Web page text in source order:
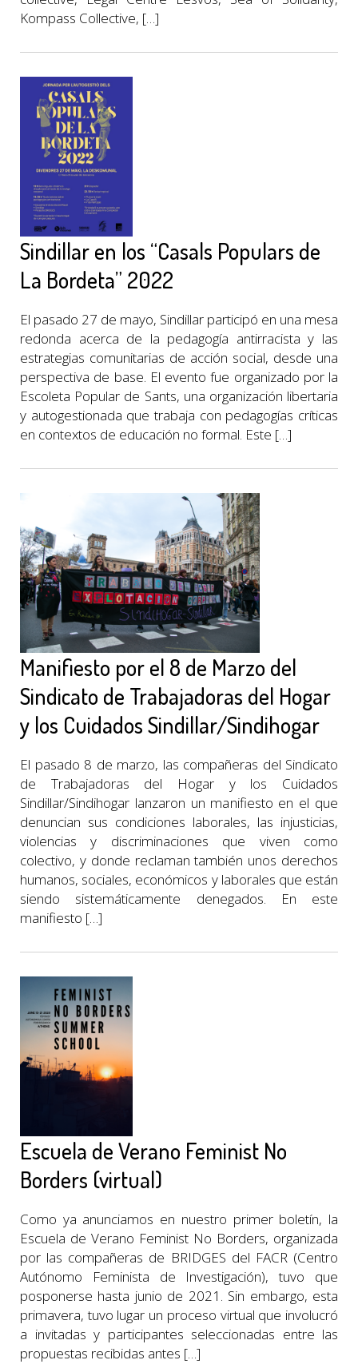
Kompass Collective, […]
Sindillar en los “Casals Populars de
La Bordeta” 2022
El pasado 27 de mayo, Sindillar participó en una mesa
redonda acerca de la pedagogía antirracista y las
estrategias comunitarias de acción social, desde una
perspectiva de base. El evento fue organizado por la
Escoleta Popular de Sants, una organización libertaria
y autogestionada que trabaja con pedagogías críticas
en contextos de educación no formal. Este […]
Manifiesto por el 8 de Marzo del
Sindicato de Trabajadoras del Hogar
y los Cuidados Sindillar/Sindihogar
El pasado 8 de marzo, las compañeras del Sindicato
de Trabajadoras del Hogar y los Cuidados
Sindillar/Sindihogar lanzaron un manifiesto en el que
denuncian sus condiciones laborales, las injusticias,
violencias y discriminaciones que viven como
colectivo, y donde reclaman también unos derechos
humanos, sociales, económicos y laborales que están
siendo sistemáticamente denegados. En este
manifiesto […]
Escuela de Verano Feminist No
Borders (virtual)
Como ya anunciamos en nuestro primer boletín, la
Escuela de Verano Feminist No Borders, organizada
por las compañeras de BRIDGES del FACR (Centro
Autónomo Feminista de Investigación), tuvo que
posponerse hasta junio de 2021. Sin embargo, esta
primavera, tuvo lugar un proceso virtual que involucró
a invitadas y participantes seleccionadas entre las
propuestas recibidas antes […]